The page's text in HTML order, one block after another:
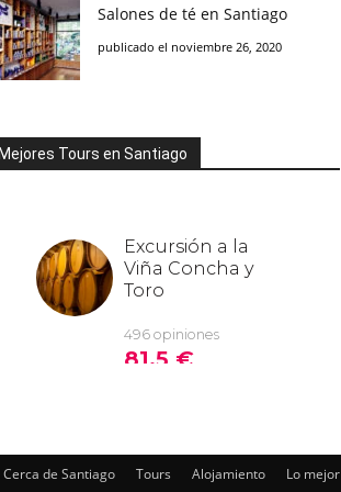
Salones de té en Santiago
publicado el noviembre 26, 2020
Mejores Tours en Santiago
Cerca de Santiago Tours Alojamiento Lo mejor